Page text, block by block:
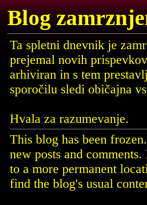
Blog
Ta spletni dnevnik je
prejemal novih
arhiviran in s tem
sporočilu sledi običajna
Hvala za razumevanje.
This blog has been
new posts and
to a more permanent
find the blog's usual